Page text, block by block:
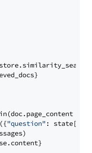
"question" : state[